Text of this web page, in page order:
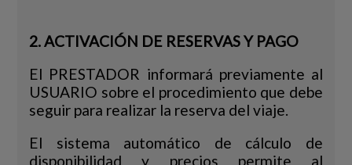
2. ACTIVACIÓN DE RESERVAS Y PAGO
El PRESTADOR informará previamente al
USUARIO sobre el procedimiento que debe
seguir para realizar la reserva del viaje.
El sistema automático de cálculo de
disponibilidad y precios permite al